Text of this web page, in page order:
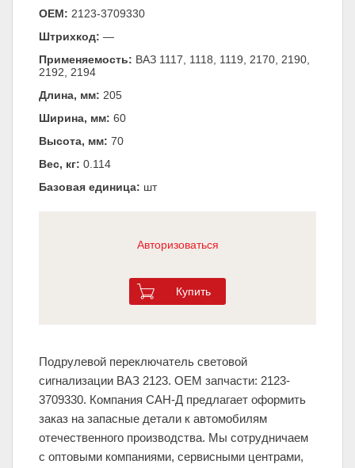
ОЕМ: 2123-3709330
Штрихкод: —
Применяемость: ВАЗ 1117, 1118, 1119, 2170, 2190,
2192, 2194
Длина, мм: 205
Ширина, мм: 60
Высота, мм: 70
Вес, кг: 0.114
Базовая единица: шт
Авторизоваться
Купить
Подрулевой переключатель световой
сигнализации ВАЗ 2123. ОЕМ запчасти: 2123-
3709330. Компания САН-Д предлагает оформить
заказ на запасные детали к автомобилям
отечественного производства. Мы сотрудничаем
с оптовыми компаниями, сервисными центрами,